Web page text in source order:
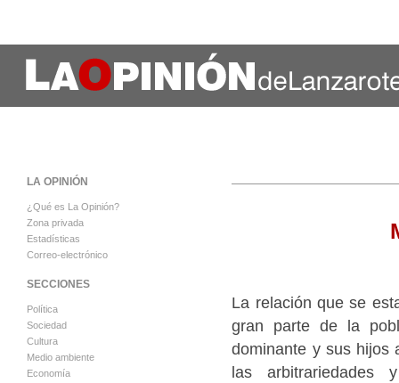
La relación que se
gran parte de la
dominante y sus hijos
las
LA OPINIÓN
¿Qué es La Opinión?
Zona privada
Estadísticas
Correo-electrónico
SECCIONES
Política
Sociedad
Cultura
Medio ambiente
Economía